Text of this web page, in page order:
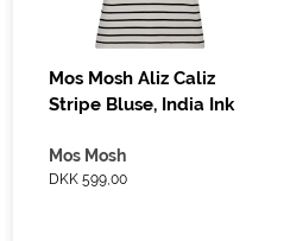
Mos Mosh Aliz Caliz
Stripe Bluse, India Ink
Mos Mosh
DKK 599,00